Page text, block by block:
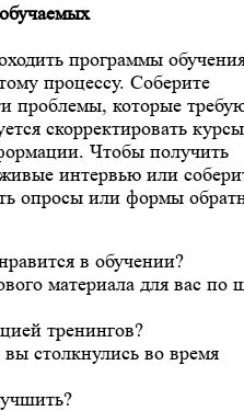
программы
процессу. Соберите
проблемы, которые
скорректировать
Чтобы получить
интервью или
опросы или формы
в обучении?
материала для вас по
тренингов?
столкнулись во время